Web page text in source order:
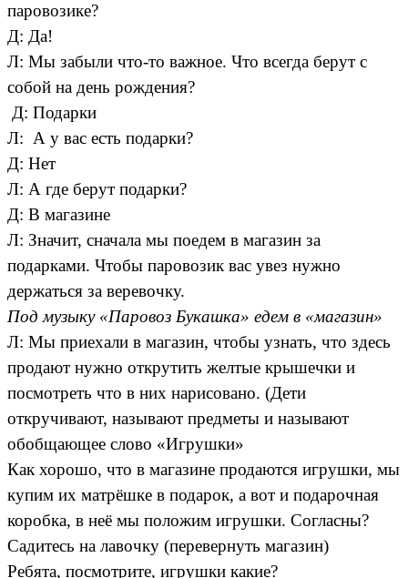
паровозике?
Д: Да!
Л: Мы забыли что-то важное. Что всегда берут с
собой на день рождения?
Д: Подарки
Л: А у вас есть подарки?
Д: Нет
Л: А где берут подарки?
Д: В магазине
Л: Значит, сначала мы поедем в магазин за
подарками. Чтобы паровозик вас увез нужно
держаться за веревочку.
Под музыку «Паровоз Букашка» едем в «магазин»
Л: Мы приехали в магазин, чтобы узнать, что здесь
продают нужно открутить желтые крышечки и
посмотреть что в них нарисовано. (Дети
откручивают, называют предметы и называют
обобщающее слово «Игрушки»
Как хорошо, что в магазине продаются игрушки, мы
купим их матрёшке в подарок, а вот и подарочная
коробка, в неё мы положим игрушки. Согласны?
Садитесь на лавочку (перевернуть магазин)
Ребята, посмотрите, игрушки какие?